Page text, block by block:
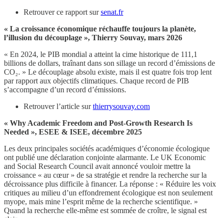
Retrouver ce rapport sursenat.fr
« La croissance économique réchauffe toujours la planète,
l’illusion du découplage », Thierry Souvay, mars 2026
« En 2024, le PIB mondial a atteint la cime historique de 111,1
billions de dollars, traînant dans son sillage un record d’émissions de
CO₂. » Le découplage absolu existe, mais il est quatre fois trop lent
par rapport aux objectifs climatiques. Chaque record de PIB
s’accompagne d’un record d’émissions.
Retrouver l’article surthierrysouvay.com
« Why Academic Freedom and Post-Growth Research Is
Needed », ESEE & ISEE, décembre 2025
Les deux principales sociétés académiques d’économie écologique
ont publié une déclaration conjointe alarmante. Le UK Economic
and Social Research Council avait annoncé vouloir mettre la
croissance « au cœur » de sa stratégie et rendre la recherche sur la
décroissance plus difficile à financer. La réponse : « Réduire les voix
critiques au milieu d’un effondrement écologique est non seulement
myope, mais mine l’esprit même de la recherche scientifique. »
Quand la recherche elle-même est sommée de croître, le signal est